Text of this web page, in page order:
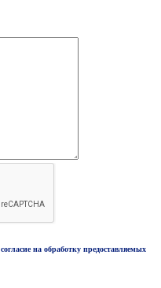
согласие на обработку предоставляемых